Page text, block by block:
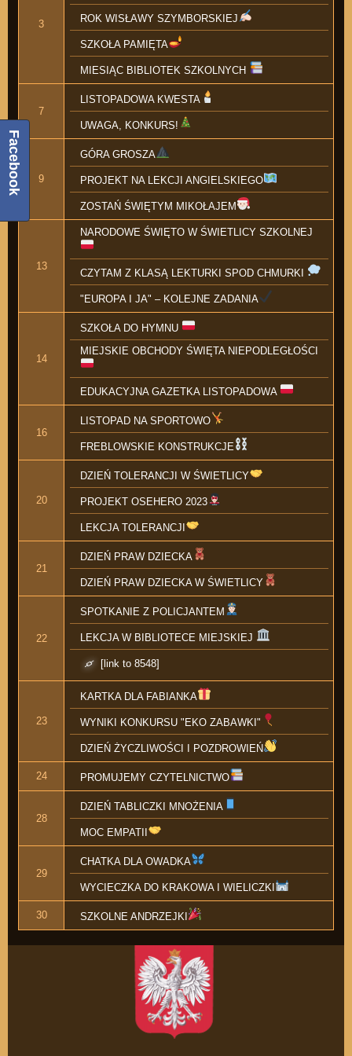
3 ROK WISŁAWY SZYMBORSKIEJ
SZKOŁA PAMIĘTA
MIESIĄC BIBLIOTEK SZKOLNYCH
7
LISTOPADOWA KWESTA
UWAGA, KONKURS!
9
GÓRA GROSZA
PROJEKT NA LEKCJI ANGIELSKIEGO
ZOSTAŃ ŚWIĘTYM MIKOŁAJEM
13
NARODOWE ŚWIĘTO W ŚWIETLICY SZKOLNEJ
CZYTAM Z KLASĄ LEKTURKI SPOD CHMURKI
"EUROPA I JA" – KOLEJNE ZADANIA
14
SZKOŁA DO HYMNU
MIEJSKIE OBCHODY ŚWIĘTA NIEPODLEGŁOŚCI
EDUKACYJNA GAZETKA LISTOPADOWA
16
LISTOPAD NA SPORTOWO
FREBLOWSKIE KONSTRUKCJE
20
DZIEŃ TOLERANCJI W ŚWIETLICY
PROJEKT OSEHERO 2023
LEKCJA TOLERANCJI
21
DZIEŃ PRAW DZIECKA
DZIEŃ PRAW DZIECKA W ŚWIETLICY
22
SPOTKANIE Z POLICJANTEM
LEKCJA W BIBLIOTECE MIEJSKIEJ
[link to 8548]
23
KARTKA DLA FABIANKA
WYNIKI KONKURSU "EKO ZABAWKI"
DZIEŃ ŻYCZLIWOŚCI I POZDROWIEŃ
24 PROMUJEMY CZYTELNICTWO
28
DZIEŃ TABLICZKI MNOŻENIA
MOC EMPATII
29
CHATKA DLA OWADKA
WYCIECZKA DO KRAKOWA I WIELICZKI
30 SZKOLNE ANDRZEJKI
Facebook